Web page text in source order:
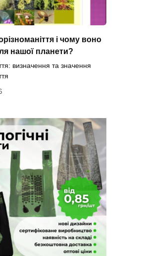
і чому воно
нашої планети?
визначення та значення